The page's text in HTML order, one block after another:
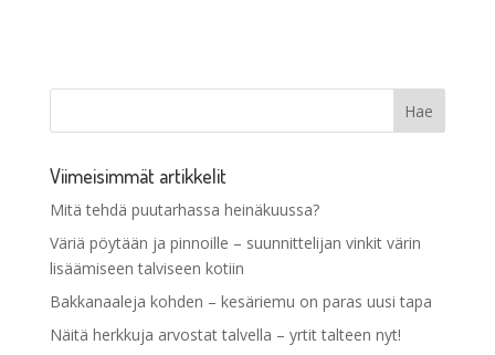
Viimeisimmät artikkelit
Mitä tehdä puutarhassa heinäkuussa?
Väriä pöytään ja pinnoille – suunnittelijan vinkit värin
lisäämiseen talviseen kotiin
Bakkanaaleja kohden – kesäriemu on paras uusi tapa
Näitä herkkuja arvostat talvella – yrtit talteen nyt!